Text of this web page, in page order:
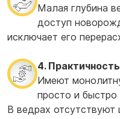
Малая глубина
доступ
исключает его
4. Практичность
Имеют
просто и
В ведрах